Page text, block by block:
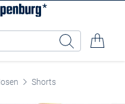
Shorts